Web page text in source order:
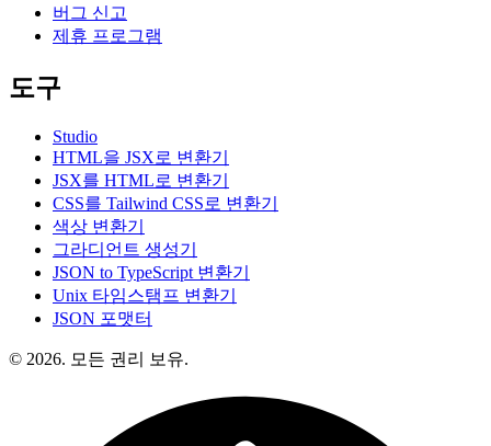
버그 신고
제휴 프로그램
도구
Studio
HTML을 JSX로 변환기
JSX를 HTML로 변환기
CSS를 Tailwind CSS로 변환기
색상 변환기
그라디언트 생성기
JSON to TypeScript 변환기
Unix 타임스탬프 변환기
JSON 포맷터
© 2026. 모든 권리 보유.